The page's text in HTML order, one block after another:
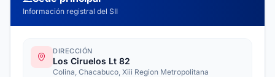
Información registral del SII
DIRECCIÓN
Los Ciruelos Lt 82
Colina, Chacabuco, Xiii Region Metropolitana